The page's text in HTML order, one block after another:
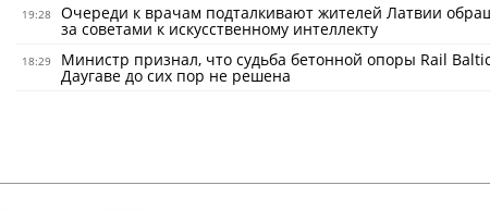
19:28 Очереди к врачам подталкивают жителей Латвии
за советами к искусственному интеллекту
18:29 Министр признал, что судьба бетонной опоры Rail
Даугаве до сих пор не решена